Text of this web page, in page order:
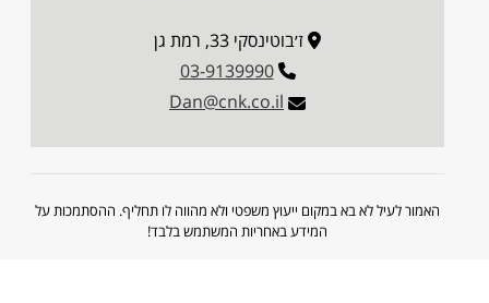
ז׳בוטינסקי 33, רמת גן
03-9139990
Dan@cnk.co.il
האמור לעיל לא בא במקום ייעוץ משפטי ולא מהווה לו תחליף. ההסתמכות על
המידע באחריות המשתמש בלבד!